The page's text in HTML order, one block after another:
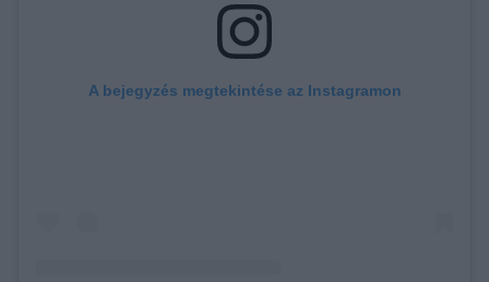
A bejegyzés megtekintése az Instagramon